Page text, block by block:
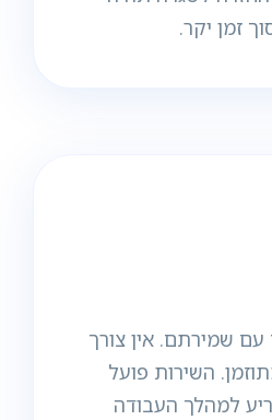
זמן יקר.
עם שמירתם. אין צורך
השירות פועל
למהלך העבודה